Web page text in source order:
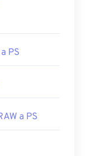
PS
a PS